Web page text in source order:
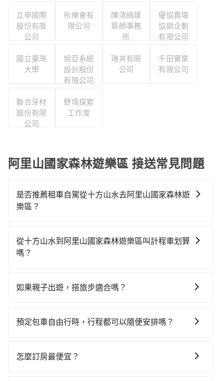
立申國際
股份有限
公司
彤樂會有
限公司
陳清楠建
築師事務
所
優協賣場
協銷企劃
有限公司
國立臺灣
大學
旭亞系統
設計股份
有限公司
瑞井有限
公司
千田實業
有限公司
聯合牙材
股份有限
公司
野境探索
工作室
阿里山國家森林遊樂區 接送常見問題
是否推薦租車自駕從十方山水去阿里山國家森林遊
樂區？
時不需要閉目養神（因為要自己開車），最重要的是你
當天就要來回，那在嘉義路邊可隨租隨借的iRent應該是
山水到阿里山國家森林遊樂區的花費預估為
車費用預估進去，但額外的汽車保險與可能的罰單都需
款，如果人數超過四位，更是沒有較大的七人座或九人
從十方山水到阿里山國家森林遊樂區叫計程車划算
嗎？
灣大車隊。依照里程跳錶計算，價格約為1,175~1,400元
新北的200倍之多。再加上嘉義縣有些計程車司機不按錶
樂區的跳表小黃可能較為便宜，但仍有臨時攔不到車以
如果親子出遊，搭旅步適合嗎？
椅及兒童用增高墊供您選購(租借300元/個)，讓您和孩子
預定包車自由行時，行程都可以隨便安排嗎？
沒有到達海拔1500公里以上的山區，行程都是可以依照
怎麼訂房最便宜？